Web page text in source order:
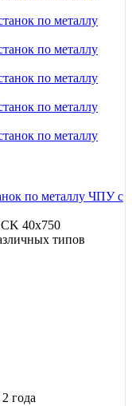
по металлу ЧПУ с
40x750
типов
года